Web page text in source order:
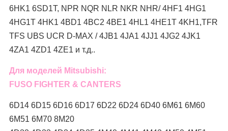
6HK1 6SD1T, NPR NQR NLR NKR NHR/ 4HF1 4HG1
4HG1T 4HK1 4BD1 4BC2 4BE1 4HL1 4HE1T 4KH1,TFR
TFS UBS UCR D-MAX / 4JB1 4JA1 4JJ1 4JG2 4JK1
4ZA1 4ZD1 4ZE1 и т.д..
Для моделей Mitsubishi:
FUSO FIGHTER & CANTERS
6D14 6D15 6D16 6D17 6D22 6D24 6D40 6M61 6M60
6M51 6M70 8M20